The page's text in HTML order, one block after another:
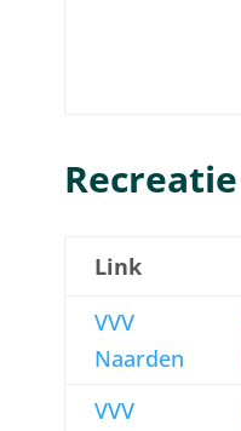
Recreatie
Link
VVV
Naarden
VVV